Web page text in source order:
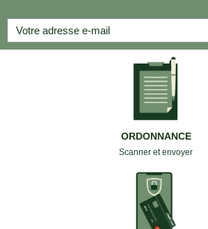
ORDONNANCE
Scanner et envoyer